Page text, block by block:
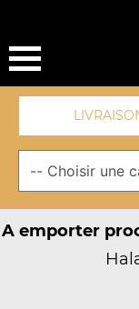
A emporter